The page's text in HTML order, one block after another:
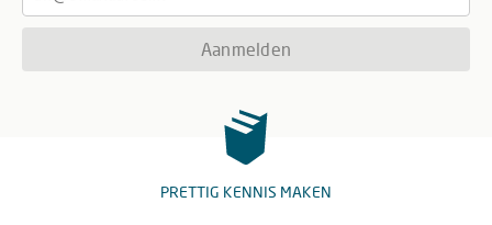
Aanmelden
PRETTIG KENNIS MAKEN